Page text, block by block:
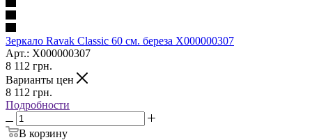
Зеркало Ravak Classic 60 см. береза X000000307
Арт.: X000000307
8 112 грн.
Варианты цен
8 112 грн.
Подробности
В корзину